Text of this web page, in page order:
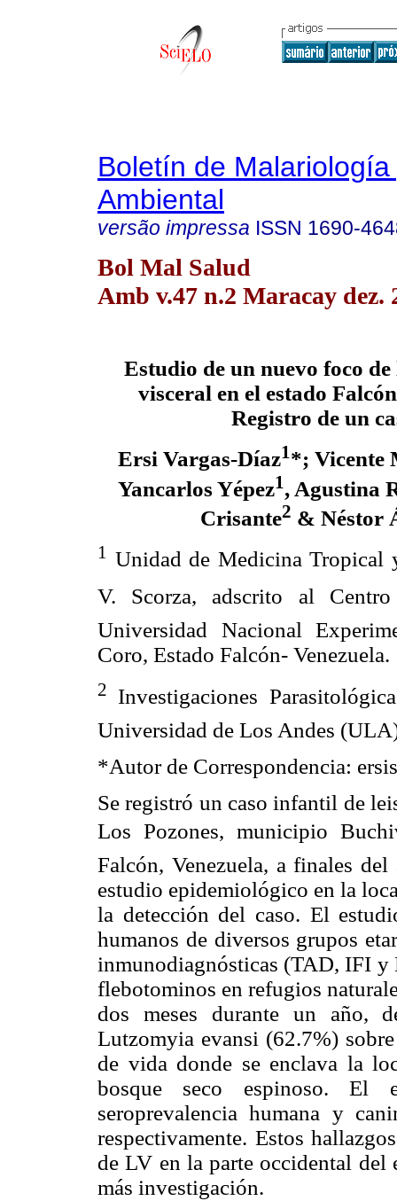
Boletín de
Ambiental
versão impressa ISSN 1690-
Bol Mal Salud
Amb v.47 n.2 Maracay dez.
Estudio de un nuevo foco
visceral en el estado
Registro de un
Ersi Vargas-Díaz1*; Vicente
Yancarlos Yépez1, Agustina
Crisante2 & Néstor
1 Unidad de Medicina Tropical
V. Scorza, adscrito al
Universidad Nacional
Coro, Estado Falcón- Venezuela.
2
Investigaciones
Universidad de Los Andes
*Autor de Correspondencia:
Se registró un caso infantil de
Los Pozones, municipio
Falcón, Venezuela, a finales
estudio epidemiológico en la
la detección del caso. El
humanos de diversos grupos
inmunodiagnósticas (TAD, IFI y
flebotominos en refugios
dos meses durante un año,
Lutzomyia evansi (62.7%)
de vida donde se enclava la
bosque seco espinoso. El
seroprevalencia humana y
respectivamente. Estos
de LV en la parte occidental del
más investigación.